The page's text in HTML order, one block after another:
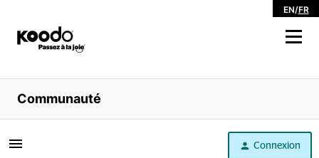
EN/FR
Magasiner
Libre service
Aide
Communauté
Connexion